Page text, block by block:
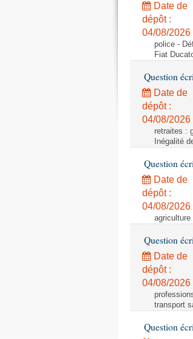
Date de
dépôt :
04/08/2026
police -
Fiat
Question
Date de
dépôt :
04/08/2026
retraites :
Inégalité
Question
Date de
dépôt :
04/08/2026
Question
Date de
dépôt :
04/08/2026
transport
Question